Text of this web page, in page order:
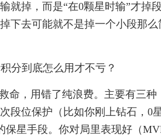
就掉，而是“在0颗星时输”才掉
下去可能就不是掉一个小段那么
分到底怎么用才不亏？
命，用错了纯浪费。主要有三种
段位保护（比如你刚上钻石，0
星手段。你对局里表现好（